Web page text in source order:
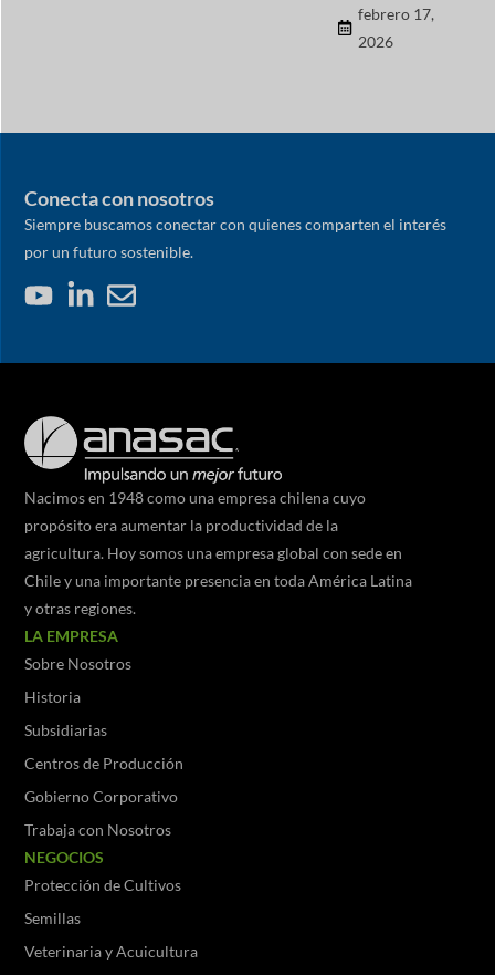
febrero 17,
2026
Conecta con nosotros
Siempre buscamos conectar con quienes comparten el interés
por un futuro sostenible.
Nacimos en 1948 como una empresa chilena cuyo
propósito era aumentar la productividad de la
agricultura. Hoy somos una empresa global con sede en
Chile y una importante presencia en toda América Latina
y otras regiones.
LA EMPRESA
Sobre Nosotros
Historia
Subsidiarias
Centros de Producción
Gobierno Corporativo
Trabaja con Nosotros
NEGOCIOS
Protección de Cultivos
Semillas
Veterinaria y Acuicultura